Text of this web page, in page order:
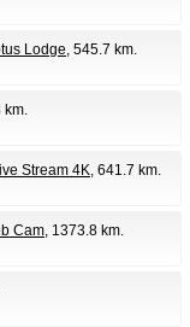
Lodge, 545.7 km.
km.
Stream 4K, 641.7 km.
Cam, 1373.8 km.